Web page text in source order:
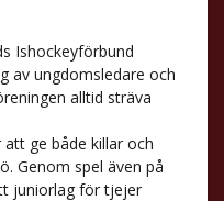
Ishockeyförbund
av ungdomsledare och
alltid sträva
ge både killar och
Genom spel även på
juniorlag för tjejer